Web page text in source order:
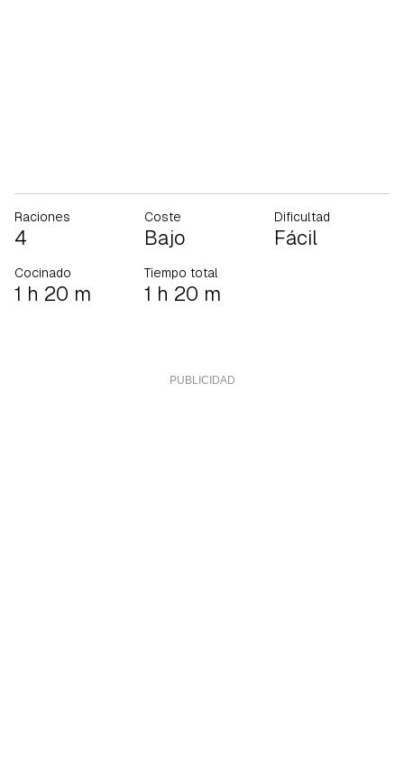
Raciones
4
Coste
Bajo
Dificultad
Fácil
Cocinado
1 h 20 m
Tiempo total
1 h 20 m